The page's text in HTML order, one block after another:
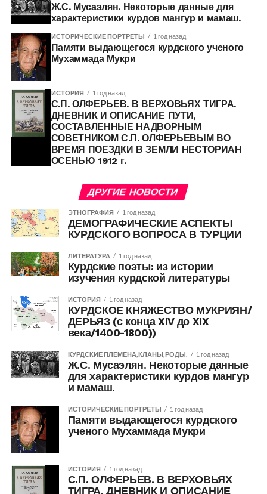
Ж.С. Мусаэлян. Некоторые данные для
характеристики курдов мангур и мамаш.
ИСТОРИЧЕСКИЕ ПОРТРЕТЫ 1 год назад
Памяти выдающегося курдского ученого
Мухаммада Мукри
ИСТОРИЯ 1 год назад
С.П. ОЛФЕРЬЕВ. В ВЕРХОВЬЯХ ТИГРА.
ДНЕВНИК И ОПИСАНИЕ ПУТИ,
СОСТАВЛЕННЫЕ НАДВОРНЫМ
СОВЕТНИКОМ С.П. ОЛФЕРЬЕВЫМ ВО
ВРЕМЯ ПОЕЗДКИ В ЗЕМЛИ НЕСТОРИАН
ОСЕНЬЮ 1912 г.
ДРУГИЕ НОВОСТИ
ЭТНОГРАФИЯ 1 год назад
ДЕМОГРАФИЧЕСКИЕ АСПЕКТЫ
КУРДСКОГО ВОПРОСА В ТУРЦИИ
ЛИТЕРАТУРА 1 год назад
Курдские поэты: из истории
изучения курдской литературы
ИСТОРИЯ 1 год назад
КУРДСКОЕ КНЯЖЕСТВО МУКРИЯН/
ДЕРЬЯЗ (с конца XIV до XIX
века/1400-1800))
КУРДСКИЕ ПЛЕМЕНА,КЛАНЫ,РОДЫ. 1 год назад
Ж.С. Мусаэлян. Некоторые данные
для характеристики курдов мангур
и мамаш.
ИСТОРИЧЕСКИЕ ПОРТРЕТЫ 1 год назад
Памяти выдающегося курдского
ученого Мухаммада Мукри
ИСТОРИЯ 1 год назад
С.П. ОЛФЕРЬЕВ. В ВЕРХОВЬЯХ
ТИГРА. ДНЕВНИК И ОПИСАНИЕ